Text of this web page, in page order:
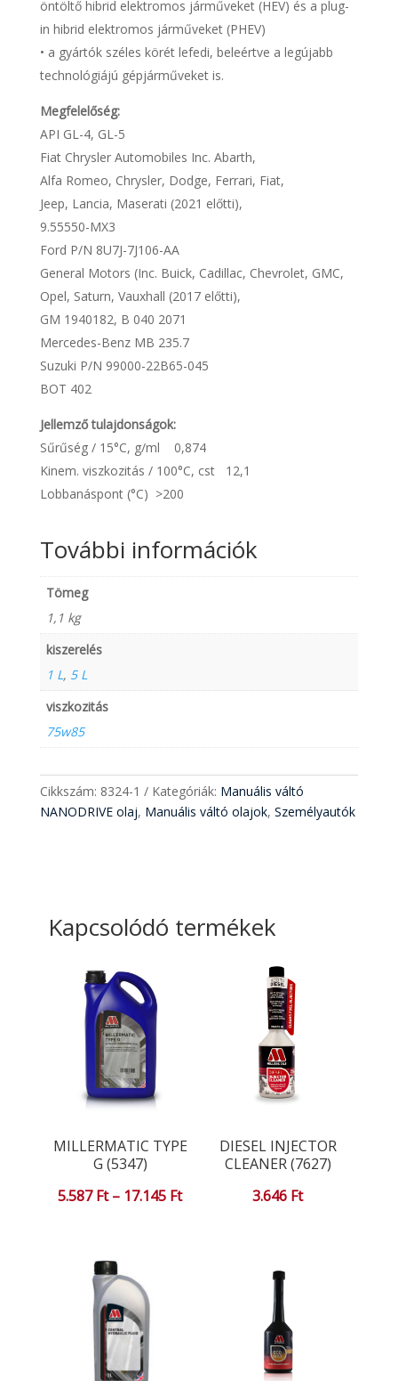
öntöltő hibrid elektromos járműveket (HEV) és a plug-
in hibrid elektromos járműveket (PHEV)
• a gyártók széles körét lefedi, beleértve a legújabb
technológiájú gépjárműveket is.
Megfelelőség:
API GL-4, GL-5
Fiat Chrysler Automobiles Inc. Abarth,
Alfa Romeo, Chrysler, Dodge, Ferrari, Fiat,
Jeep, Lancia, Maserati (2021 előtti),
9.55550-MX3
Ford P/N 8U7J-7J106-AA
General Motors (Inc. Buick, Cadillac, Chevrolet, GMC,
Opel, Saturn, Vauxhall (2017 előtti),
GM 1940182, B 040 2071
Mercedes-Benz MB 235.7
Suzuki P/N 99000-22B65-045
BOT 402
Jellemző tulajdonságok:
Sűrűség / 15°C, g/ml 0,874
Kinem. viszkozitás / 100°C, cst 12,1
Lobbanáspont (°C) >200
További információk
Tömeg
1,1 kg
kiszerelés
1 L, 5 L
viszkozitás
75w85
Cikkszám: 8324-1 Kategóriák: Manuális váltó
NANODRIVE olaj, Manuális váltó olajok, Személyautók
Kapcsolódó termékek
MILLERMATIC TYPE
G (5347)
5.587Ft – 17.145 FtÁrtartomány:
DIESEL INJECTOR
CLEANER (7627)
3.646 Ft